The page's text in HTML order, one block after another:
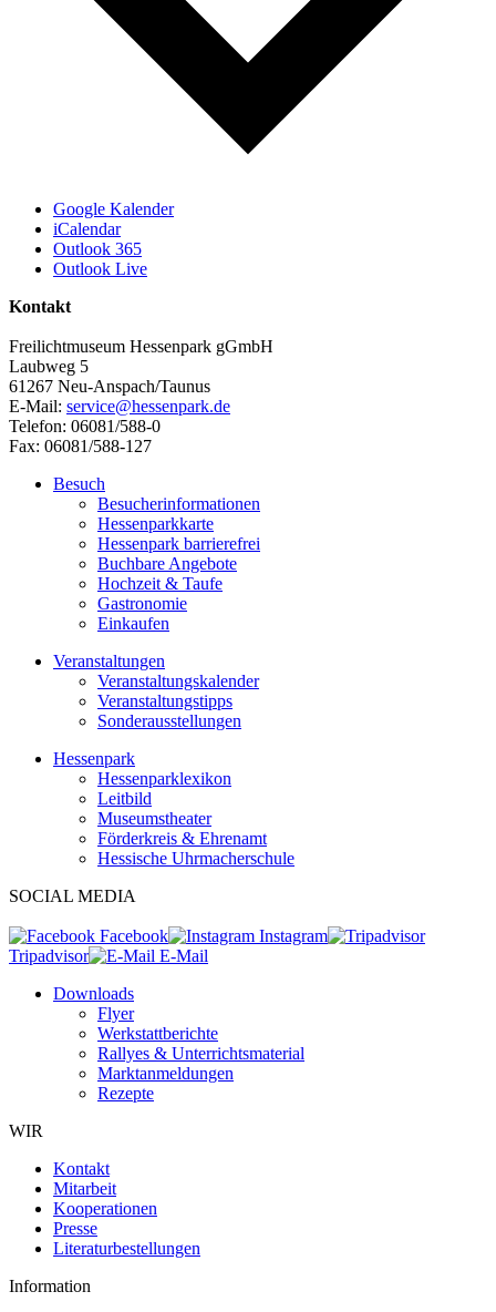
Google Kalender
iCalendar
Outlook 365
Outlook Live
Kontakt
Freilichtmuseum Hessenpark gGmbH
Laubweg 5
61267 Neu-Anspach/Taunus
E-Mail: service@hessenpark.de
Telefon: 06081/588-0
Fax: 06081/588-127
Besuch
Besucherinformationen
Hessenparkkarte
Hessenpark barrierefrei
Buchbare Angebote
Hochzeit & Taufe
Gastronomie
Einkaufen
Veranstaltungen
Veranstaltungskalender
Veranstaltungstipps
Sonderausstellungen
Hessenpark
Hessenparklexikon
Leitbild
Museumstheater
Förderkreis & Ehrenamt
Hessische Uhrmacherschule
SOCIAL MEDIA
Facebook
Instagram
Tripadvisor
E-Mail
Downloads
Flyer
Werkstattberichte
Rallyes & Unterrichtsmaterial
Marktanmeldungen
Rezepte
WIR
Kontakt
Mitarbeit
Kooperationen
Presse
Literaturbestellungen
Information